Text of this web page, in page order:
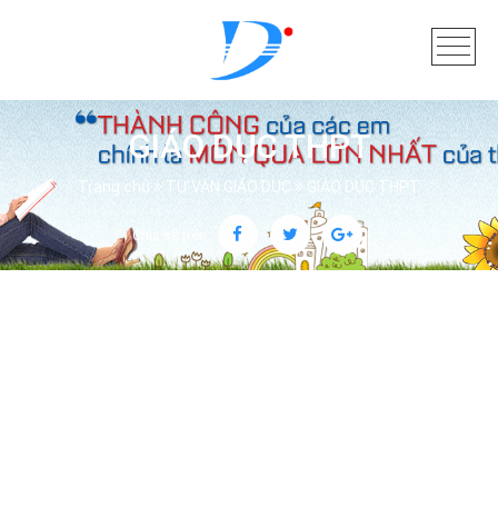
GIÁO DỤC THPT
Trang chủ TƯ VẤN GIÁO DỤC GIÁO DỤC THPT
Chia sẻ trên: